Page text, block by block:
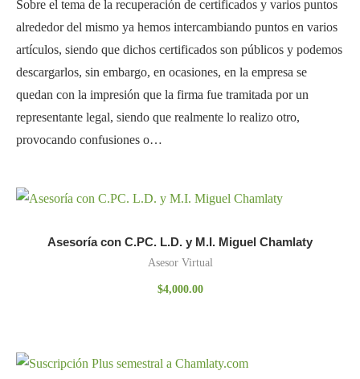
Sobre el tema de la recuperación de certificados y varios puntos
alrededor del mismo ya hemos intercambiando puntos en varios
artículos, siendo que dichos certificados son públicos y podemos
descargarlos, sin embargo, en ocasiones, en la empresa se
quedan con la impresión que la firma fue tramitada por un
representante legal, siendo que realmente lo realizo otro,
provocando confusiones o…
Asesoría con C.PC. L.D. y M.I. Miguel Chamlaty
Asesor Virtual
$4,000.00